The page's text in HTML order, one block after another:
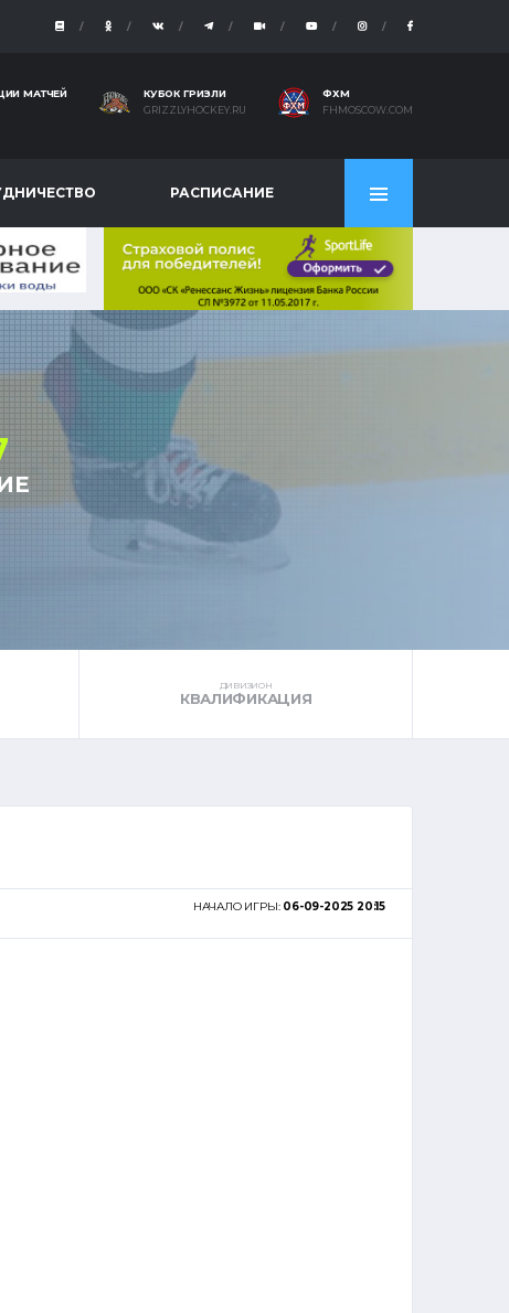
МАТЧЕЙ
КУБОК ГРИЗЛИ
GRIZZLYHOCKEY.RU
ФХМ
FHMOSCOW.COM
РАСПИСАНИЕ
ДИВИЗИОН
КВАЛИФИКАЦИЯ
НАЧАЛО ИГРЫ: 06-09-2025 20:15